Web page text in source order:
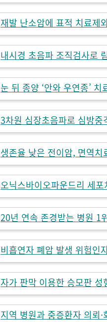
재발 난소암에 표적 치료제
내시경 초음파 조직검사로
눈 뒤 종양 ‘안와 우연종’
3차원 심장초음파로 심방중
생존율 낮은 전이암, 면역
오닉스바이오파운드리 세
20년 연속 존경받는 병원 1
비흡연자 폐암 발생 위험인
자가 판막 이용한 승모판 성
지역 병원과 중증환자 의뢰